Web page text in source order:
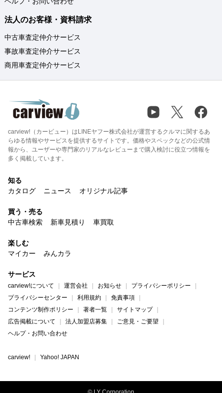
法人のお客様・資料請求
中古車査定仲介サービス
事故車査定仲介サービス
商用車査定仲介サービス
carview!（カービュー）はLINEヤフー株式会社が運営するクルマに関するあ
らゆる情報やサービスを提供するサイトです。価格やスペックなどの公式情
報から、ユーザーや専門家のリアルなレビューまで購入検討に役立つ情報を
多く掲載しています。
知る
カタログ
ニュース オリジナル記事
買う・売る
中古車検索
新車見積り 車買取
楽しむ
マイカー
みんカラ
サービス
carview!について 運営会社 お知らせ
プライバシーポリシー
プライバシーセンター
利用規約
免責事項
コンテンツ制作ポリシー
著者一覧
サイトマップ
広告掲載について
法人加盟店募集
ご意見・ご要望
ヘルプ・お問い合わせ
carview! Yahoo! JAPAN